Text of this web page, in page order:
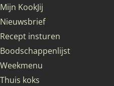
Mijn KookJij
Nieuwsbrief
Recept insturen
Boodschappenlijst
Weekmenu
Thuis koks